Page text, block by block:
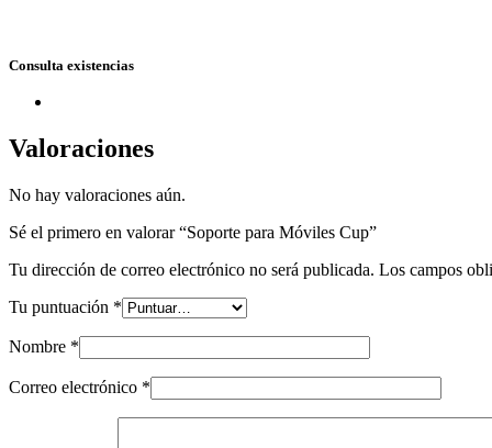
Consulta existencias
Valoraciones
No hay valoraciones aún.
Sé el primero en valorar “Soporte para Móviles Cup”
Tu dirección de correo electrónico no será publicada. Los campos
Tu puntuación *
Nombre *
Correo electrónico *